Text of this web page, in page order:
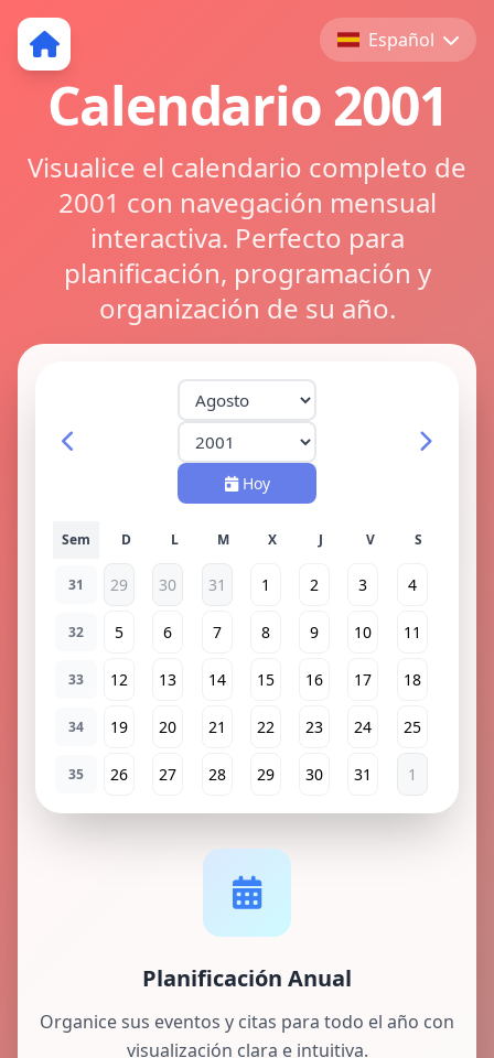
Español
Calendario 2001
Visualice el calendario completo de
2001 con navegación mensual
interactiva. Perfecto para
planificación, programación y
organización de su año.
Hoy
Sem
31 29 30 31 1 2 3 4
32 5 6 7 8 9 10 11
33 12 13 14 15 16 17 18
34 19 20 21 22 23 24 25
35 26 27 28 29 30 31 1
Planificación Anual
Organice sus eventos y citas para todo el año con
visualización clara e intuitiva.